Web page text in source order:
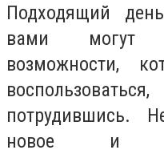
Подходящий
вами могут
возможности,
потрудившись.
новое и